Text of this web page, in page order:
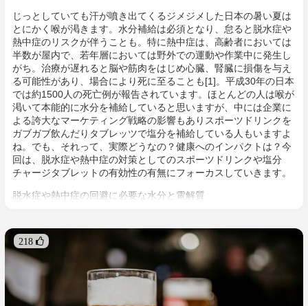
じっとしていても汗が噴き出てくるジメジメした日本の暑い夏は
とにかく喉が渇きます。水分補給は必須となり、怠ると脱水症や
熱中症のリスクが伴うことも。特に熱中症は、高齢者においては
半数が屋内で、若年層においては野外での運動や作業中に発生し
がち。治療が遅れると脳や筋肉をはじめ心臓、腎臓に損傷を与え
る可能性があり、場合により死に至ることも[1]。平成30年の日本
では約1500人の死亡例が報告されています。ほとんどの人は喉が
渇いて本能的に水分を補給していると思いますが、中には企業に
よる誇大なマーケティング戦略の影響もありスポーツドリンクを
ガブガブ飲んだりタブレッツで塩分を補給している人もいますよ
ね。でも、それって、実際どうなの？健康へのインパクトは？今
回は、脱水症や熱中症の対策としてのスポーツドリンクや塩分
チャージタブレットの有効性の有無にフォーカスしていきます。
脱水症や熱中症の回避に必要な水分と電解質
状を伴う熱中症のリスク要因の１つが脱水症です。特に湿度が高
く猛暑の日本の夏では、体は発汗により体温を下げようとします
が、十分な水分補給を怠ることで脱水症が発生します。よって、
みなさんもご存じのとおり、水分補給は欠かせないわけですが、
発汗の際に水分と一緒に体から放出されるのがナトリウムなどの
電解質。この電解質を水分と一緒に補う必要がありますが、その
218 